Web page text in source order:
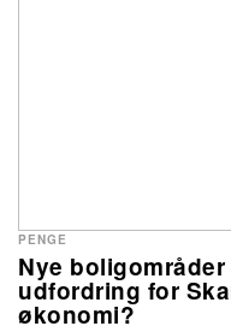
Nye
udfordring for
økonomi?
PENGE